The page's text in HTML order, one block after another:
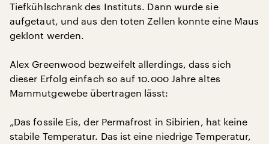
Tiefkühlschrank des Instituts. Dann wurde sie
aufgetaut, und aus den toten Zellen konnte eine Maus
geklont werden.
Alex Greenwood bezweifelt allerdings, dass sich
dieser Erfolg einfach so auf 10.000 Jahre altes
Mammutgewebe übertragen lässt:
„Das fossile Eis, der Permafrost in Sibirien, hat keine
stabile Temperatur. Das ist eine niedrige Temperatur,